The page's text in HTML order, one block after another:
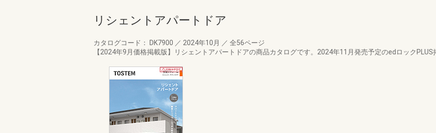
リシェントアパートドア
カタログコード： DK7900 ／ 2024年10月 ／ 全56ページ
【2024年9月価格掲載版】リシェントアパートドアの商品カタログです。2024年11月発売予定のedロックPLUS